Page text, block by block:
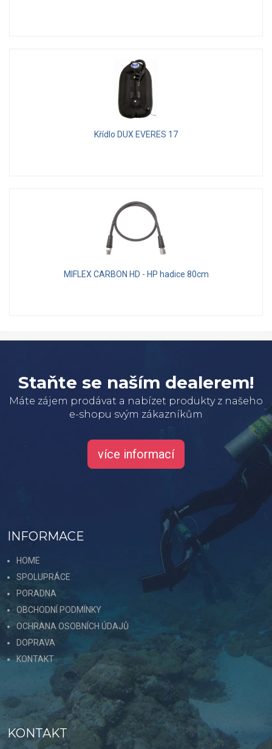
Křídlo DUX EVERES 17
MIFLEX CARBON HD - HP hadice 80cm
Staňte se naším dealerem!
Máte zájem prodávat a nabízet produkty z našeho
e-shopu svým zákazníkům
více informací
INFORMACE
HOME
SPOLUPRÁCE
PORADNA
OBCHODNÍ PODMÍNKY
OCHRANA OSOBNÍCH ÚDAJŮ
DOPRAVA
KONTAKT
KONTAKT